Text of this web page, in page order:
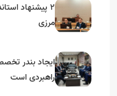
۲ پیشنهاد
مرزی
ایجاد بندر
راهبردی است